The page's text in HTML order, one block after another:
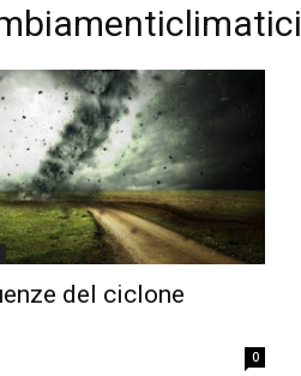
del ciclone
0